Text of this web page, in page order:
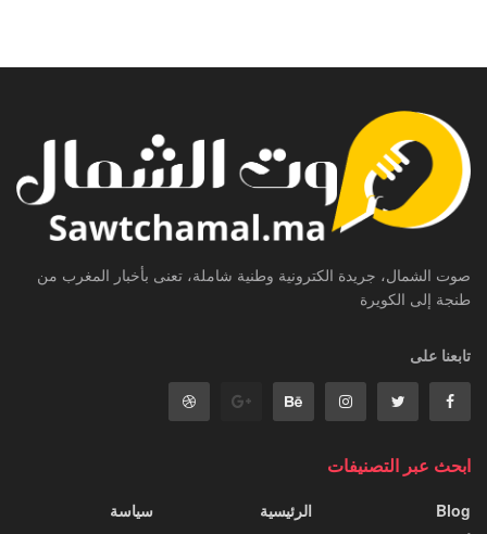
صوت الشمال، جريدة الكترونية وطنية شاملة، تعنى بأخبار المغرب من
طنجة إلى الكويرة
تابعنا على
ابحث عبر التصنيفات
Blog
الرئيسية
سياسة